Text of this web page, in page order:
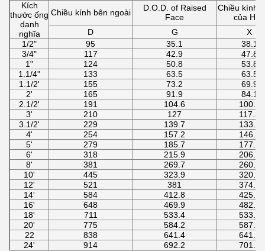
Kích
thước ống
danh
nghĩa
Chiều kính bên ngoài
D.O.D. of Raised
Face
Chiều kính
của Hub
D
G
X
1/2"
95 35.1
38.1
3/4"
117 42.9
47.8
1"
124 50.8
53.8
1.1/4"
133 63.5
63.5
1.1/2'
155 73.2
69.9
2'
165 91.9
84.1
2.1/2'
191 104.6
100.1
3'
210 127
117.3
3.1/2'
229 139.7
133.4
4'
254 157.2
146.1
5'
279 185.7
177.8
6'
318 215.9
206.2
8'
381 269.7
260.4
10'
445 323.9
320.5
12'
521 381
374.7
14'
584 412.8
425.5
16'
648 469.9
482.6
18'
711 533.4
533.4
20'
775 584.2
587.2
22
838 641.4
641.4
24'
914 692.2 701.5